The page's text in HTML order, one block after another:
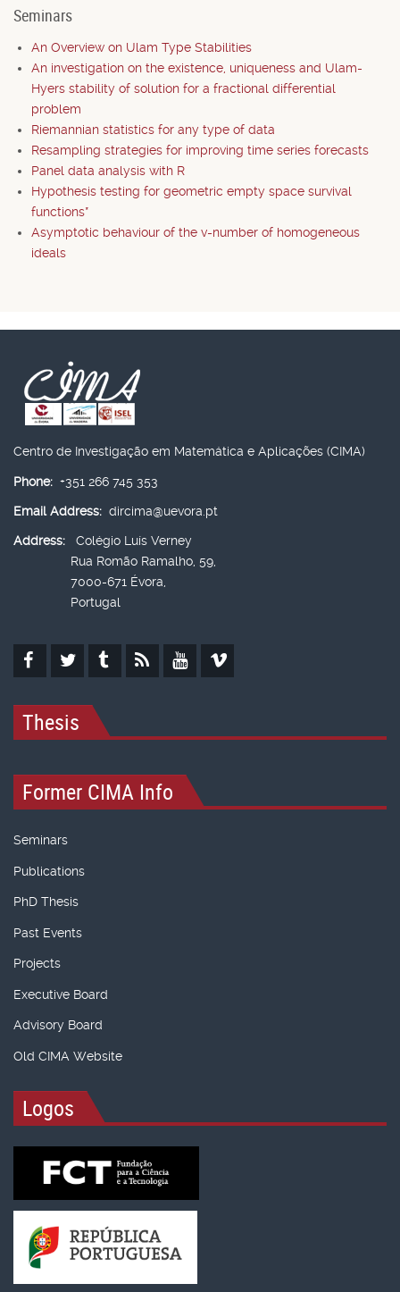
Seminars
An Overview on Ulam Type Stabilities
An investigation on the existence, uniqueness and Ulam-
Hyers stability of solution for a fractional differential
problem
Riemannian statistics for any type of data
Resampling strategies for improving time series forecasts
Panel data analysis with R
Hypothesis testing for geometric empty space survival
functions*
Asymptotic behaviour of the v-number of homogeneous
ideals
Centro de Investigação em Matemática e Aplicações (CIMA)
Phone: +351 266 745 353
Email Address: dircima@uevora.pt
Address:
Colégio Luís Verney
Rua Romão Ramalho, 59,
7000-671 Évora,
Portugal
Thesis
Former CIMA Info
Seminars
Publications
PhD Thesis
Past Events
Projects
Executive Board
Advisory Board
Old CIMA Website
Logos